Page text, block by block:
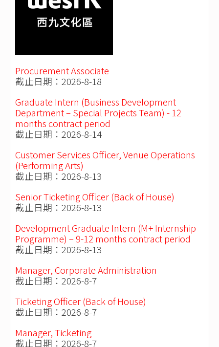
Procurement Associate
截止日期：2026-8-18
Graduate Intern (Business Development
Department – Special Projects Team) - 12
months contract period
截止日期：2026-8-14
Customer Services Officer, Venue Operations
(Performing Arts)
截止日期：2026-8-13
Senior Ticketing Officer (Back of House)
截止日期：2026-8-13
Development Graduate Intern (M+ Internship
Programme) – 9-12 months contract period
截止日期：2026-8-13
Manager, Corporate Administration
截止日期：2026-8-7
Ticketing Officer (Back of House)
截止日期：2026-8-7
Manager, Ticketing
截止日期：2026-8-7